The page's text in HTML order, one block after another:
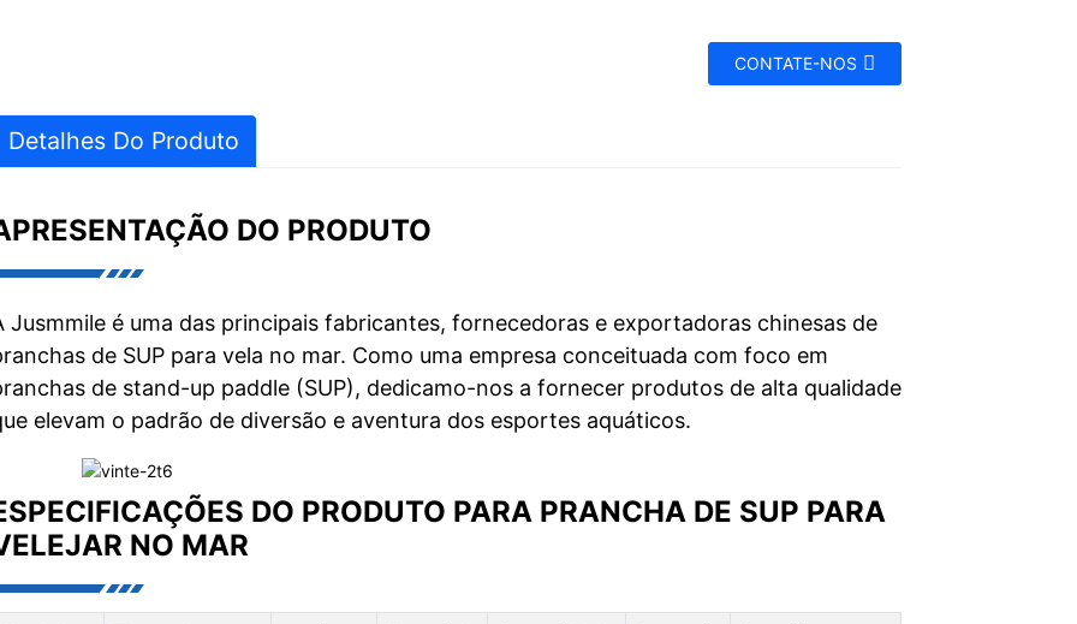
CONTATE-NOS
Detalhes Do Produto
DO PRODUTO
Jusmmile é uma das principais fabricantes, fornecedoras e exportadoras chinesas de
de SUP para vela no mar. Como uma empresa conceituada com foco em
de stand-up paddle (SUP), dedicamo-nos a fornecer produtos de alta qualidade
elevam o padrão de diversão e aventura dos esportes aquáticos.
DO PRODUTO PARA PRANCHA DE SUP PARA
NO MAR